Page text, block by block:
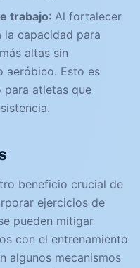
trabajo: Al fortalecer
la capacidad para
altas sin
aeróbico. Esto es
atletas que
beneficio crucial de
ejercicios de
pueden mitigar
con el entrenamiento
algunos mecanismos